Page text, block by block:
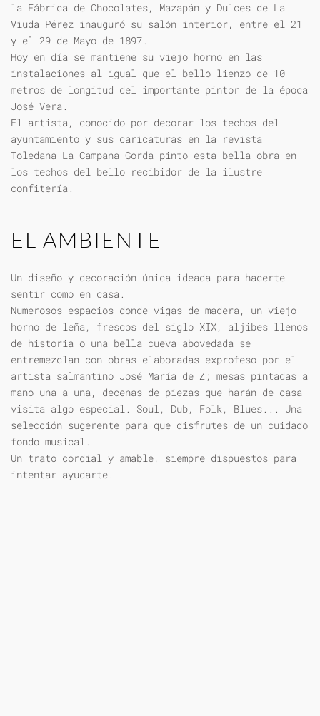
la Fábrica de Chocolates, Mazapán y Dulces de La
Viuda Pérez inauguró su salón interior, entre el 21
y el 29 de Mayo de 1897.
Hoy en día se mantiene su viejo horno en las
instalaciones al igual que el bello lienzo de 10
metros de longitud del importante pintor de la época
José Vera.
El artista, conocido por decorar los techos del
ayuntamiento y sus caricaturas en la revista
Toledana La Campana Gorda pinto esta bella obra en
los techos del bello recibidor de la ilustre
confitería.
EL AMBIENTE
Un diseño y decoración única ideada para hacerte
sentir como en casa.
Numerosos espacios donde vigas de madera, un viejo
horno de leña, frescos del siglo XIX, aljibes llenos
de historia o una bella cueva abovedada se
entremezclan con obras elaboradas exprofeso por el
artista salmantino José María de Z; mesas pintadas a
mano una a una, decenas de piezas que harán de casa
visita algo especial. Soul, Dub, Folk, Blues... Una
selección sugerente para que disfrutes de un cuidado
fondo musical.
Un trato cordial y amable, siempre dispuestos para
intentar ayudarte.